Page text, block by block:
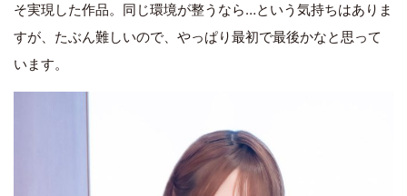
そ実現した作品。同じ環境が整うなら…という気持ちはありま
すが、たぶん難しいので、やっぱり最初で最後かなと思って
います。